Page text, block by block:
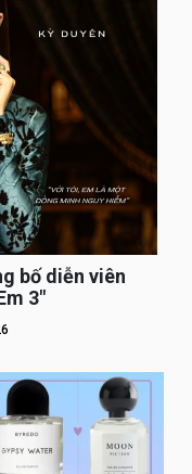
bố diễn viên
3″